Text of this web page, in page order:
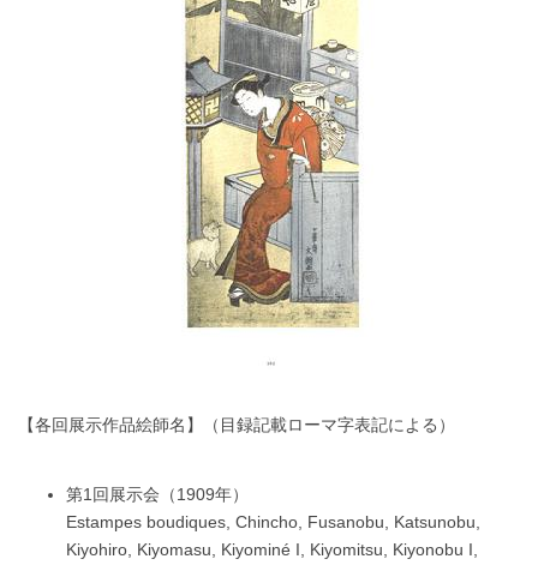
【各回展示作品絵師名】（目録記載ローマ字表記による）
第1回展示会（1909年）
Estampes boudiques, Chincho, Fusanobu, Katsunobu,
Kiyohiro, Kiyomasu, Kiyominé I, Kiyomitsu, Kiyonobu I,